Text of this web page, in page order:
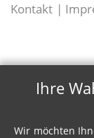
Kontakt
Ihre
Wir möchten